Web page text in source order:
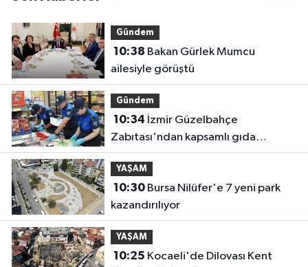
Gündem
10:38
ailesiyle görüştü
Gündem
10:34
Zabıtası'ndan kapsamlı gıda
denetimi
YAŞAM
10:30Bursa Nilüfer'e 7 yeni park
kazandırılıyor
YAŞAM
10:25